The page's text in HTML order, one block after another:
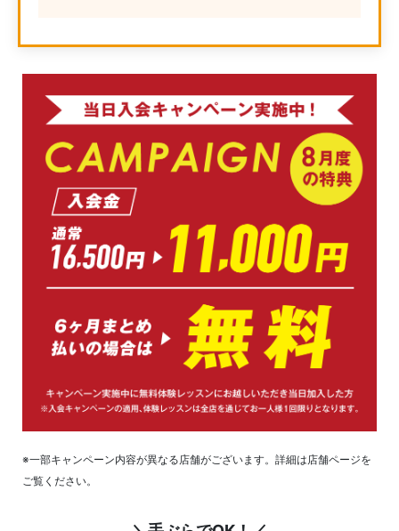
※一部キャンペーン内容が異なる店舗がございます。詳細は店舗ページを
ご覧ください。